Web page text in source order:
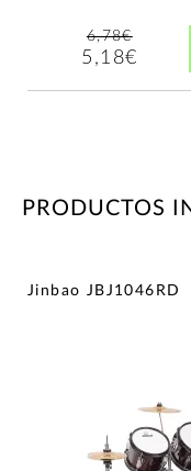
6,78€
5,18€
PRODUCTOS
Jinbao JBJ1046RD